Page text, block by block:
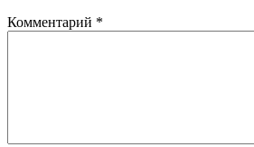
Комментарий *